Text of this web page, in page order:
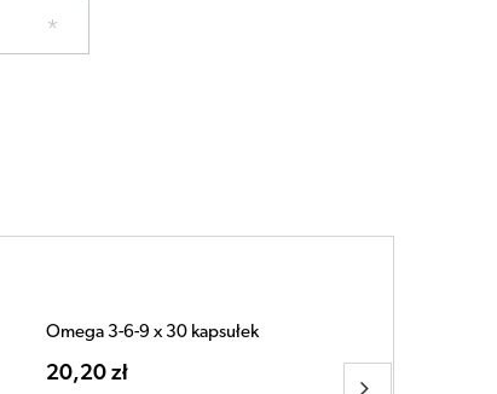
KAPILAR x 50 tabletek
38,96 zł